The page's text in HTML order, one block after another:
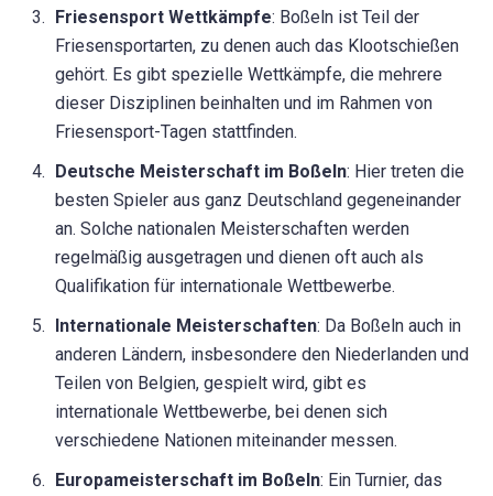
Friesensport Wettkämpfe: Boßeln ist Teil der
Friesensportarten, zu denen auch das Klootschießen
gehört. Es gibt spezielle Wettkämpfe, die mehrere
dieser Disziplinen beinhalten und im Rahmen von
Friesensport-Tagen stattfinden.
Deutsche Meisterschaft im Boßeln: Hier treten die
besten Spieler aus ganz Deutschland gegeneinander
an. Solche nationalen Meisterschaften werden
regelmäßig ausgetragen und dienen oft auch als
Qualifikation für internationale Wettbewerbe.
Internationale Meisterschaften: Da Boßeln auch in
anderen Ländern, insbesondere den Niederlanden und
Teilen von Belgien, gespielt wird, gibt es
internationale Wettbewerbe, bei denen sich
verschiedene Nationen miteinander messen.
Europameisterschaft im Boßeln: Ein Turnier, das